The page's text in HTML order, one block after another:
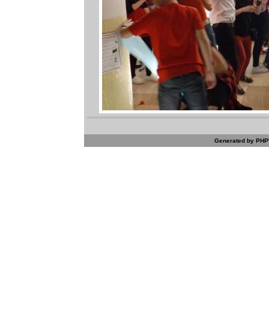
Generated by